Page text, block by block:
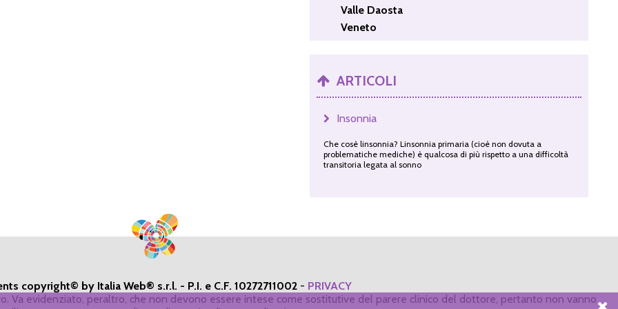
Valle Daosta
Veneto
ARTICOLI
Insonnia
Che cosè linsonnia? Linsonnia primaria (cioè non dovuta a
problematiche mediche) è qualcosa di più rispetto a una difficoltà
transitoria legata al sonno
copyright© by Italia Web® s.r.l. - P.I. e C.F. 10272711002- PRIVACY
Va evidenziato, peraltro, che non devono essere intese come sostitutive del parere clinico del dottore, pertanto non vanno